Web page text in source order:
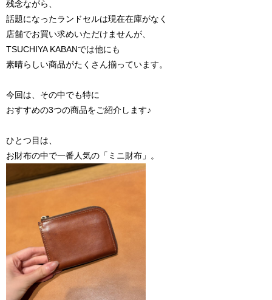
残念ながら、
話題になったランドセルは現在在庫がなく
店舗でお買い求めいただけませんが、
TSUCHIYA KABANでは他にも
素晴らしい商品がたくさん揃っています。
今回は、その中でも特に
おすすめの3つの商品をご紹介します♪
ひとつ目は、
お財布の中で一番人気の「ミニ財布」。